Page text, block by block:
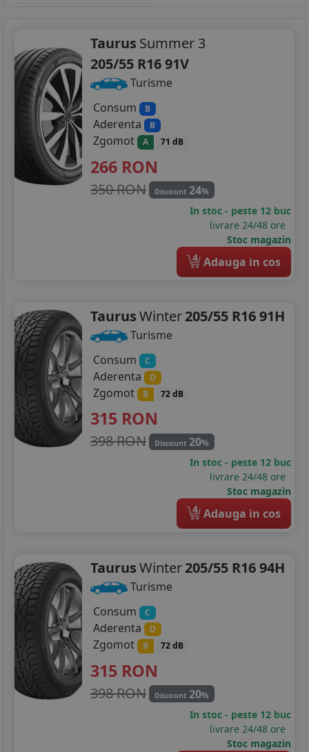
Taurus Summer 3
205/55 R16 91V
Turisme
Consum
B
Aderenta B
Zgomot A 71 dB
266 RON
350 RON Discount 24%
In stoc - peste 12 buc
livrare 24/48 ore
Stoc magazin
4 Adauga in cos
TaurusWinter205/55 R16 91H
Turisme
Consum
C
Aderenta D
Zgomot B 72 dB
315 RON
398 RON Discount 20%
In stoc - peste 12 buc
livrare 24/48 ore
Stoc magazin
4 Adauga in cos
TaurusWinter205/55 R16 94H
Turisme
Consum
C
Aderenta D
Zgomot B 72 dB
315 RON
398 RON Discount 20%
In stoc - peste 12 buc
livrare 24/48 ore
Stoc magazin